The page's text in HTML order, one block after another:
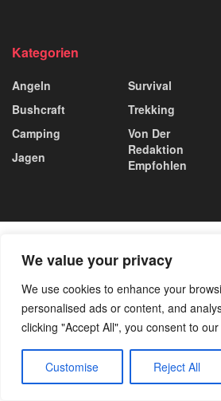
We value your privacy
We use cookies to enhance your
personalised ads or content, and
clicking "Accept All", you consent to
Customise Reject All
Kategorien
Angeln
Bushcraft
Camping
Jagen
Survival
Trekking
Von Der
Redaktion
Empfohlen